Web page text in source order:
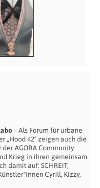
– Als Forum für urbane
„Hood 42“ zeigen auch die
AGORA Community
Krieg in ihren gemeinsam
damit auf: SCHREIT,
Cyrill, Kizzy,